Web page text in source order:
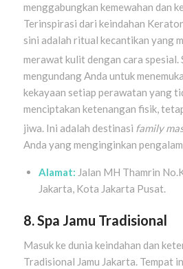
menggabungkan kemewahan dan
Terinspirasi dari keindahan
sini adalah ritual kecantikan yang
merawat kulit dengan cara spesial.
mengundang Anda untuk
kekayaan setiap perawatan yang
menciptakan ketenangan fisik,
jiwa. Ini adalah destinasi family
Anda yang menginginkan
Alamat: Jalan MH Thamrin
Jakarta, Kota Jakarta Pusat.
8. Spa Jamu Tradisional
Masuk ke dunia keindahan dan
Tradisional Jamu Jakarta. Tempat